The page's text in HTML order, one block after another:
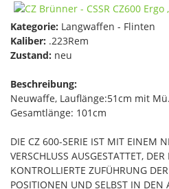
Kategorie: Langwaffen - Flinten
Kaliber: .223Rem
Zustand: neu
Beschreibung:
Neuwaffe, Lauflänge:51cm mit
Gesamtlänge: 101cm
DIE CZ 600-SERIE IST MIT EINEM
VERSCHLUSS AUSGESTATTET,
KONTROLLIERTE ZUFÜHRUNG
POSITIONEN UND SELBST IN DEN